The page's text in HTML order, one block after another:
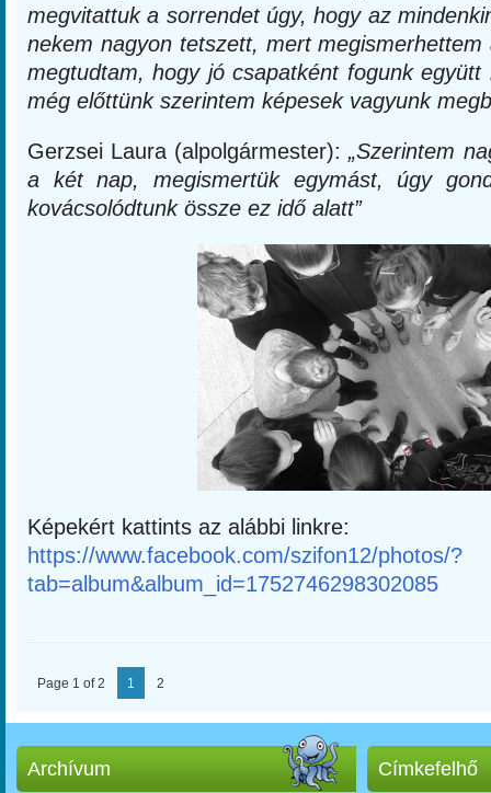
megvitattuk a sorrendet úgy, hogy az
nekem nagyon tetszett, mert
megtudtam, hogy jó csapatként fogunk együtt
még előttünk szerintem képesek vagyunk
Gerzsei Laura (alpolgármester):„Szerintem
a két nap, megismertük egymást, úgy
kovácsolódtunk össze ez idő alatt”
Képekért kattints az alábbi linkre:
https://www.facebook.com/szifon12/photos/?
tab=album&album_id=1752746298302085
Page 1 of 2 1 2
Archívum Címkefelhő